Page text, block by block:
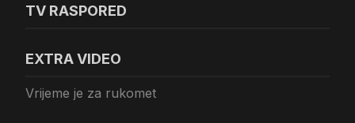
TV RASPORED
EXTRA VIDEO
Vrijeme je za rukomet